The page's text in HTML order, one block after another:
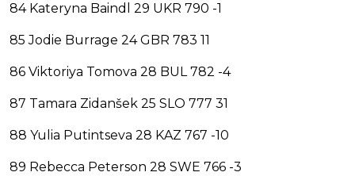
84 Kateryna Baindl 29 UKR 790 -1
85 Jodie Burrage 24 GBR 783 11
86 Viktoriya Tomova 28 BUL 782 -4
87 Tamara Zidanšek 25 SLO 777 31
88 Yulia Putintseva 28 KAZ 767 -10
89 Rebecca Peterson 28 SWE 766 -3